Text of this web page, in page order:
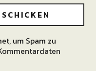
um Spam zu